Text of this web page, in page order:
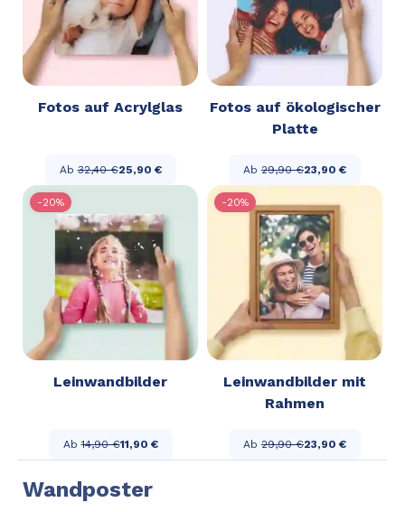
Fotos auf Acrylglas
Ab32,40 €25,90 €
Fotos auf ökologischer
Platte
Ab 29,90 €23,90 €
-20%
Leinwandbilder
Ab14,90 €11,90 €
-20%
Leinwandbilder mit
Rahmen
Ab 29,90 €23,90 €
Wandposter